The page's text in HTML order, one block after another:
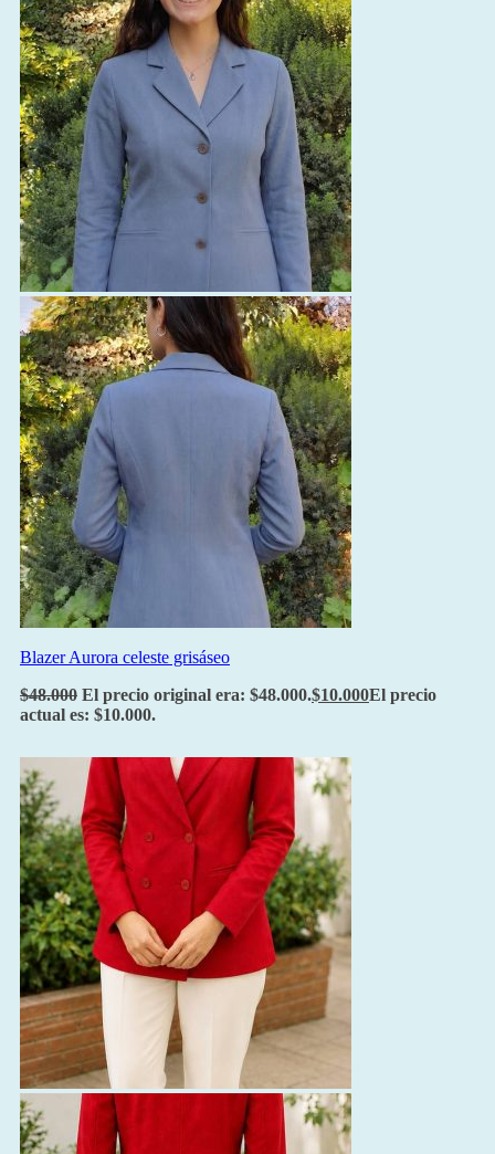
Blazer Aurora celeste grisáseo
$48.000 El precio original era: $48.000.$10.000El precio
actual es: $10.000.